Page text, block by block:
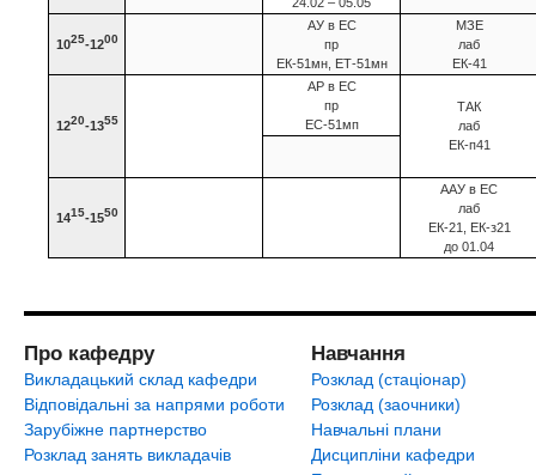
1025-1200
АУ в ЕС
пр
ЕК-51мн, ЕТ-51мн
МЗЕ
лаб
ЕК-41
1220-1355
АР в ЕС
пр
ЕС-51мп
ТАК
лаб
ЕК-п41
1415-1550
ААУ в ЕС
лаб
ЕК-21, ЕК-з21
до 01.04
Про кафедру
Викладацький склад кафедри
Відповідальні за напрями роботи
Зарубіжне партнерство
Розклад занять викладачів
Навчання
Розклад (стаціонар)
Розклад (заочники)
Навчальні плани
Дисципліни кафедри